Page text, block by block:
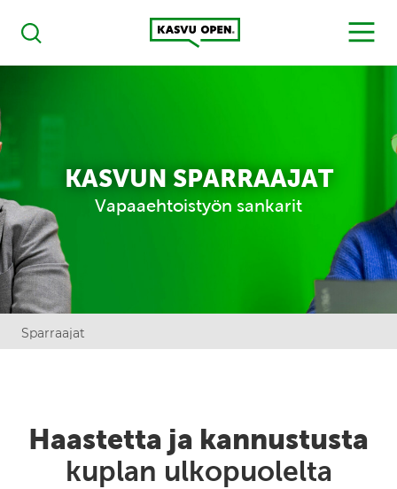
Haku
Kasvu Open
MENU
KASVUN SPARRAAJAT
Vapaaehtoistyön sankarit
Sparraajat
Haastetta ja kannustusta
kuplan ulkopuolelta